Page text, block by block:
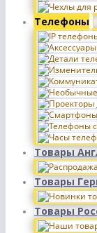
Телефоны
Товары
Товары
Товары